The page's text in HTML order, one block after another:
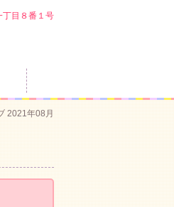
目８番１号
2021年08月